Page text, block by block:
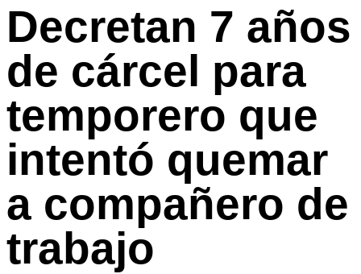
Decretan 7 años
de cárcel para
temporero que
intentó quemar
a compañero de
trabajo